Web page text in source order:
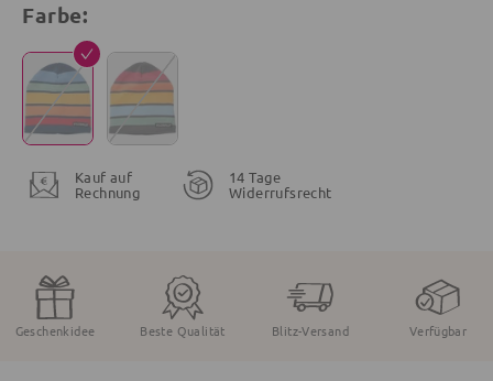
Farbe:
Kauf auf
Rechnung
14 Tage
Widerrufsrecht
Geschenkidee Beste Qualität Blitz-Versand Verfügbar